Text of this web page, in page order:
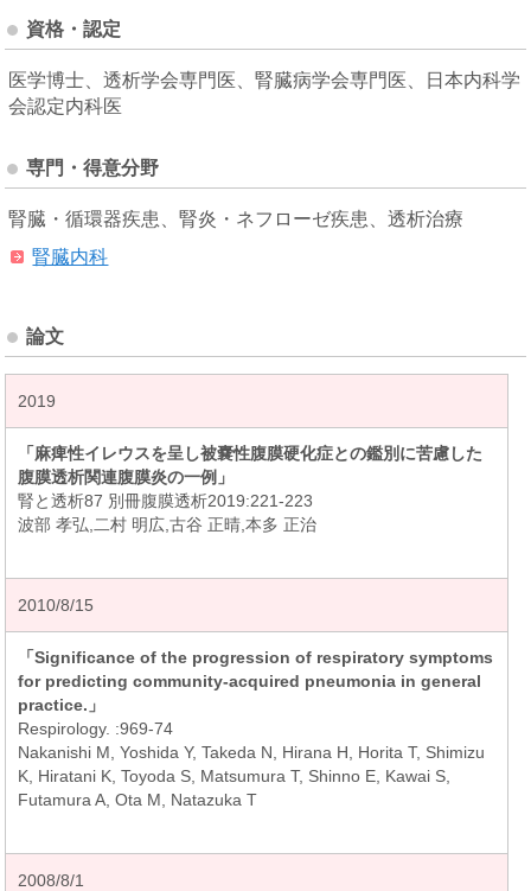
資格・認定
医学博士、透析学会専門医、腎臓病学会専門医、日本内科学
会認定内科医
専門・得意分野
腎臓・循環器疾患、腎炎・ネフローゼ疾患、透析治療
腎臓内科
論文
2019
「麻痺性イレウスを呈し被嚢性腹膜硬化症との鑑別に苦慮した
腹膜透析関連腹膜炎の一例」
腎と透析87 別冊腹膜透析2019:221-223
波部 孝弘,二村 明広,古谷 正晴,本多 正治
2010/8/15
「Significance of the progression of respiratory symptoms
for predicting community-acquired pneumonia in general
practice.」
Respirology. :969-74
Nakanishi M, Yoshida Y, Takeda N, Hirana H, Horita T, Shimizu
K, Hiratani K, Toyoda S, Matsumura T, Shinno E, Kawai S,
Futamura A, Ota M, Natazuka T
2008/8/1